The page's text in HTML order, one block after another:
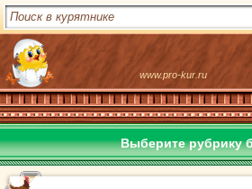
www.pro-kur.ru
Выберите рубрику